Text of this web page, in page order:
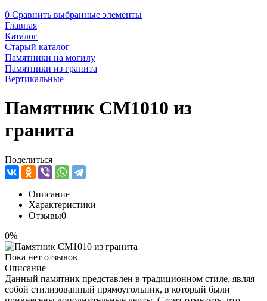
0 Сравнить выбранные элементы
Главная
Каталог
Старый каталог
Памятники на могилу
Памятники из гранита
Вертикальные
Памятник CM1010 из
гранита
Поделиться
Описание
Характеристики
Отзывы0
0%
Пока нет отзывов
Описание
Данный памятник представлен в традиционном стиле, являя
собой стилизованный прямоугольник, в который были